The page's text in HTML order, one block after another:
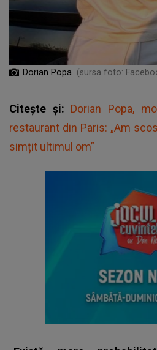
Dorian Popa (sursa foto:
Citește și: Dorian Popa,
restaurant din Paris: „Am
simțit ultimul om”